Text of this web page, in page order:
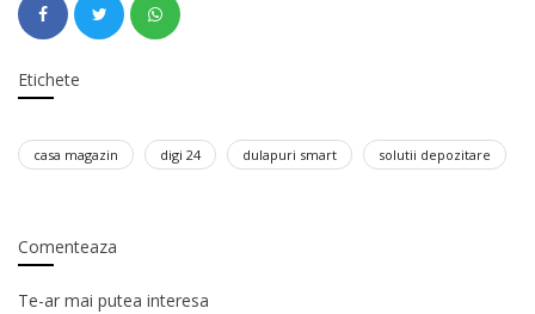
Etichete
casa magazin digi 24 dulapuri smart solutii depozitare
Comenteaza
Te-ar mai putea interesa